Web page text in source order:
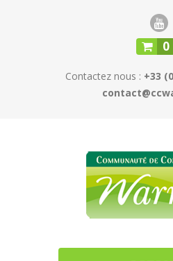
0
Contactez nous : +33